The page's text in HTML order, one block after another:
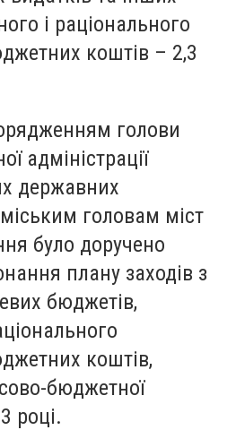
і раціонального
коштів – 2,3
голови
адміністрації
державних
головам міст
було доручено
плану заходів з
бюджетів,
коштів,
бюджетної
році.